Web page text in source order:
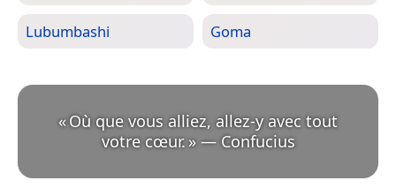
Lubumbashi Goma
«Où que vous alliez, allez-y avec tout
votre cœur. » — Confucius